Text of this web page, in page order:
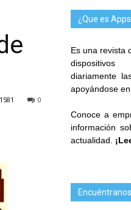
0
1581
¿Que es
Es una revista
diariamente
apoyándose
Conoce a
información
actualidad.